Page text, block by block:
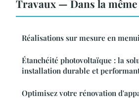
Travaux — Dans la
Réalisations sur mesure en
Étanchéité photovoltaïque : la
installation durable et
Optimisez votre rénovation